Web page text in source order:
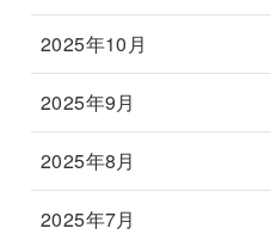
2025年10月
2025年9月
2025年8月
2025年7月